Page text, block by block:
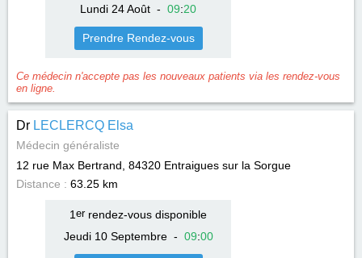
Lundi 24 Août - 09:20
Prendre Rendez-vous
Ce médecin n'accepte pas les nouveaux patients via les rendez-vous
en ligne.
Dr LECLERCQ Elsa
Médecin généraliste
12 rue Max Bertrand, 84320 Entraigues sur la Sorgue
Distance : 63.25 km
1 errendez-vous disponible
Jeudi 10 Septembre- 09:00